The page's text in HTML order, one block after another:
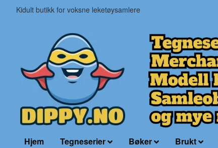
Kidult butikk for voksne leketøysamlere
Hjem Tegneserier Bøker Brukt